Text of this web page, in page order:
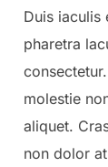
Duis iaculis
pharetra
molestie
aliquet.
non dolor